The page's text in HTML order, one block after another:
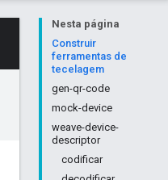
Nesta página
Construir
ferramentas de
tecelagem
gen-qr-code
mock-device
weave-device-
descriptor
codificar